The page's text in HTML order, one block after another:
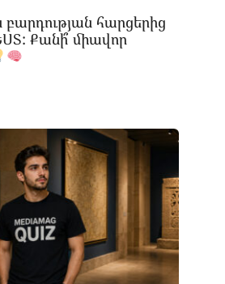
բարդության հարցերից
Քանի՞ միավոր